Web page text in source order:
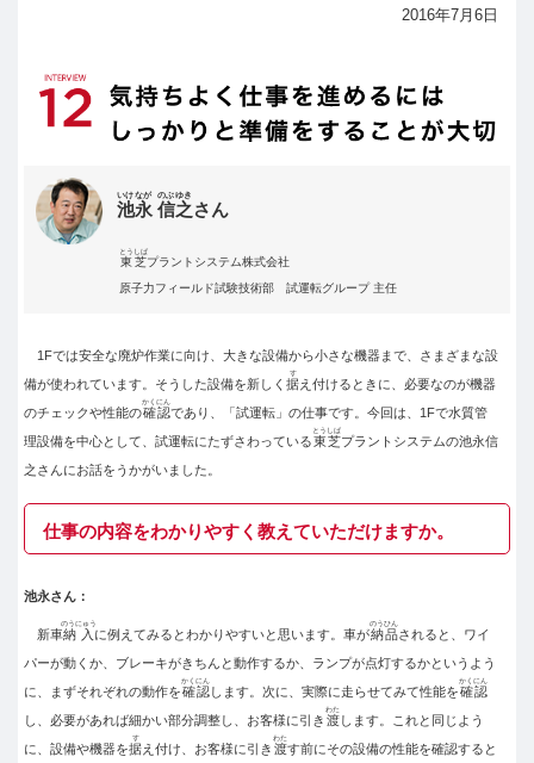
2016年7月6日
池永
いけなが
信之
のぶゆき
さん
東芝
とうしば
プラントシステム株式会社
原子力フィールド試験技術部 試運転グループ 主任
1Fでは安全な廃炉作業に向け、大きな設備から小さな機器まで、さまざまな設
備が使われています。そうした設備を新しく 据
す
え付けるときに、必要なのが機器
のチェックや性能の確認
かくにん
であり、「試運転」の仕事です。今回は、1Fで水質管
理設備を中心として、試運転にたずさわっている東芝
とうしば
プラントシステムの池永信
之さんにお話をうかがいました。
仕事の内容をわかりやすく教えていただけますか。
池永さん：
新車納入
のうにゅう
に例えてみるとわかりやすいと思います。車が納品
のうひん
されると、ワイ
パーが動くか、ブレーキがきちんと動作するか、ランプが点灯するかというよう
に、まずそれぞれの動作を確認
かくにん
します。次に、実際に走らせてみて性能を確認
かくにん
し、必要があれば細かい部分調整し、お客様に引き 渡
わた
します。これと同じよう
に、設備や機器を据
す
え付け、お客様に引き 渡
わた
す前にその設備の性能を確認すると